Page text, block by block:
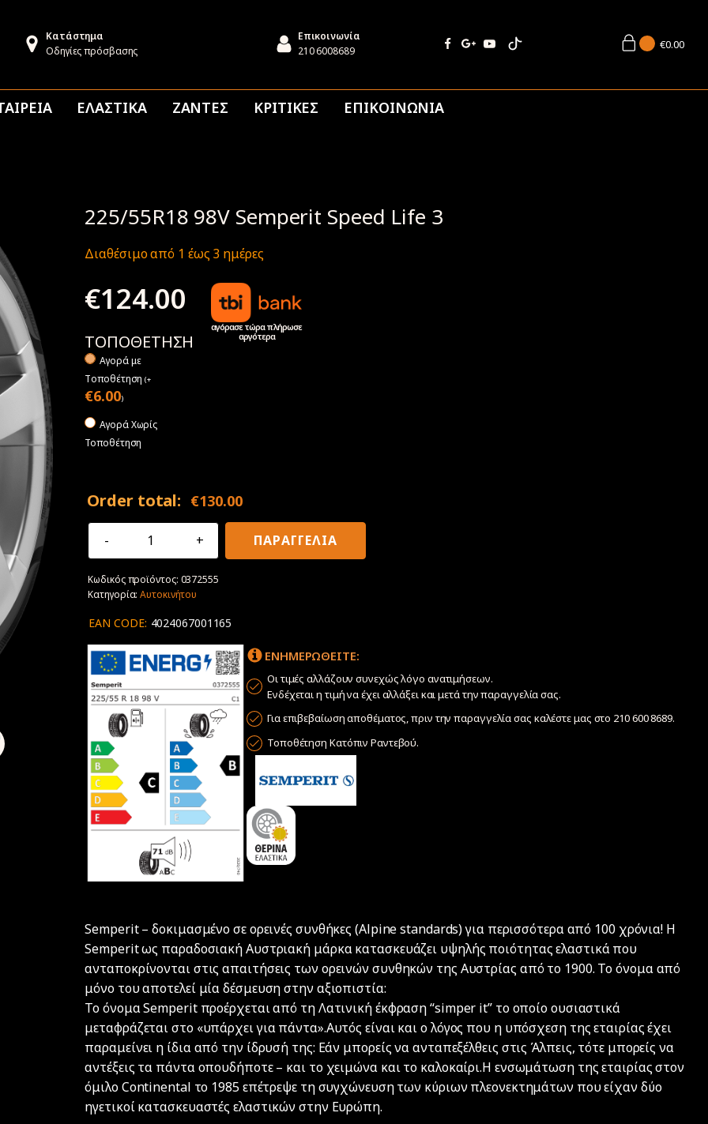
Κατάστημα
Οδηγίες πρόσβασης
Επικοινωνία
210 6008689
€0.00
ΕΛΑΣΤΙΚΑ ΖΑΝΤΕΣ ΚΡΙΤΙΚΕΣ ΕΠΙΚΟΙΝΩΝΙΑ
225/55R18 98V Semperit Speed Life 3
Διαθέσιμο από 1 έως 3 ημέρες
€124.00
αγόρασε τώρα πλήρωσε
αργότερα
ΤΟΠΟΘΕΤΗΣΗ
Αγορά με
Tοποθέτηση(+
€6.00)
Αγορά Χωρίς
Τοποθέτηση
Order total: €130.00
225/55R18
Speed
Life
ποσότητα
ΠΑΡΑΓΓΕΛΙΑ
Κωδικός προϊόντος: 0372555
Κατηγορία:Αυτοκινήτου
EAN CODE: 4024067001165
ΕΝΗΜΕΡΩΘΕΙΤΕ:
Οι τιμές αλλάζουν συνεχώς λόγο ανατιμήσεων.
Ενδέχεται η τιμή να έχει αλλάξει και μετά την παραγγελία σας.
Για επιβεβαίωση αποθέματος, πριν την παραγγελία σας καλέστε μας στο 210 600 8689.
Τοποθέτηση Κατόπιν Ραντεβού.
Semperit – δοκιμασμένο σε ορεινές συνθήκες (Alpine standards) για περισσότερα από 100 χρόνια! Η
Semperit ως παραδοσιακή Αυστριακή μάρκα κατασκευάζει υψηλής ποιότητας ελαστικά που
ανταποκρίνονται στις απαιτήσεις των ορεινών συνθηκών της Αυστρίας από το 1900. Το όνομα από
μόνο του αποτελεί μία δέσμευση στην αξιοπιστία:
Το όνομα Semperit προέρχεται από τη Λατινική έκφραση “simper it” το οποίο ουσιαστικά
μεταφράζεται στο «υπάρχει για πάντα».Αυτός είναι και ο λόγος που η υπόσχεση της εταιρίας έχει
παραμείνει η ίδια από την ίδρυσή της: Εάν μπορείς να ανταπεξέλθεις στις Άλπεις, τότε μπορείς να
αντέξεις τα πάντα οπουδήποτε – και το χειμώνα και το καλοκαίρι.Η ενσωμάτωση της εταιρίας στον
όμιλο Continental το 1985 επέτρεψε τη συγχώνευση των κύριων πλεονεκτημάτων που είχαν δύο
ηγετικοί κατασκευαστές ελαστικών στην Ευρώπη.